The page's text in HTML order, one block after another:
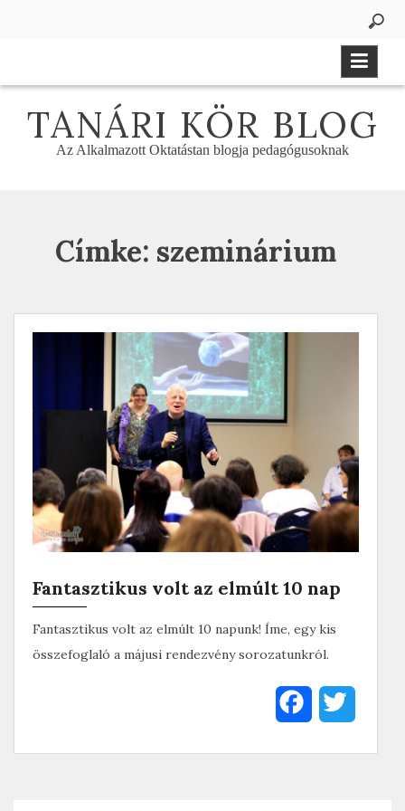
TANÁRI KÖR BLOG
Az Alkalmazott Oktatástan blogja pedagógusoknak
Címke: szeminárium
Fantasztikus volt az elmúlt 10 nap
Fantasztikus volt az elmúlt 10 napunk! Íme, egy kis
összefoglaló a májusi rendezvény sorozatunkról.